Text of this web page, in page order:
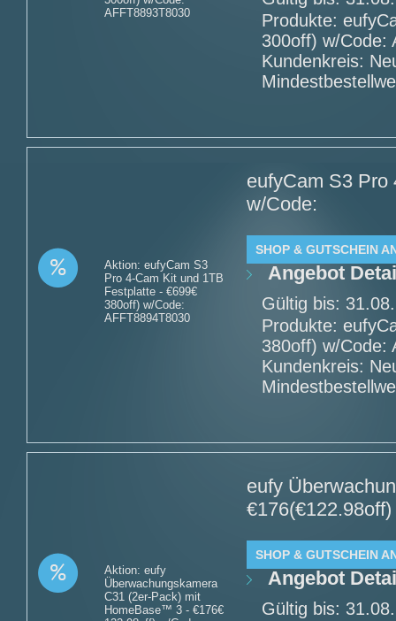
AFFT8893T8030
Produkte:
300off) w/Code:
Kundenkreis:
Aktion: eufyCam S3
Pro 4-Cam Kit und 1TB
Festplatte - €699€
380off) w/Code:
AFFT8894T8030
eufyCam S3 Pro
w/Code:
SHOP & GUTSCHEIN
Angebot
Gültig bis:
Produkte:
380off) w/Code:
Kundenkreis:
Aktion: eufy
Überwachungskamera
C31 (2er-Pack) mit
HomeBase™ 3 - €176€
eufy
SHOP & GUTSCHEIN
Angebot
Gültig bis: